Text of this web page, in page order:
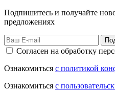
Подпишитесь и получайте
предложениях
Согласен на обработку
Ознакомиться с политикой
Ознакомиться с